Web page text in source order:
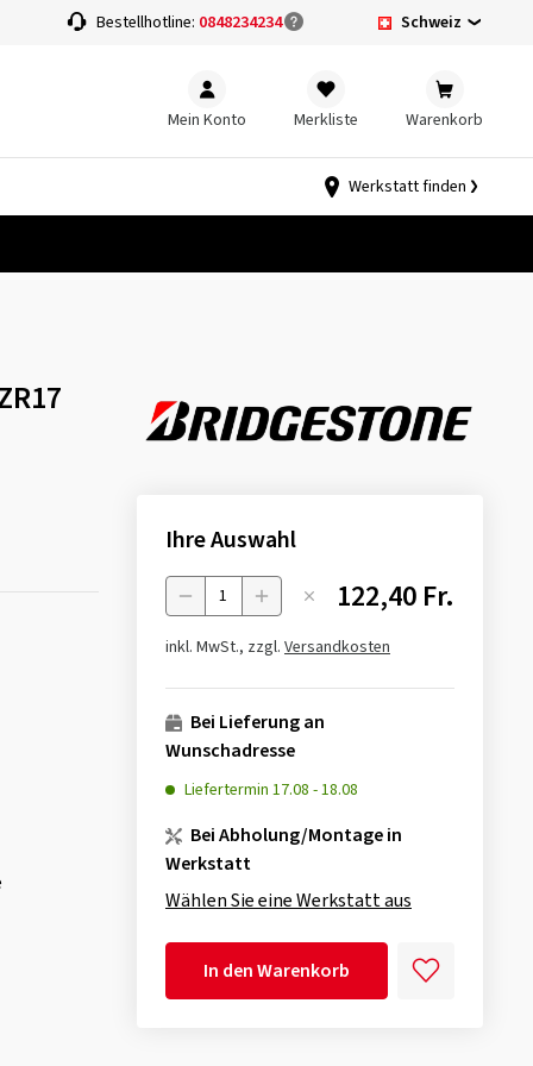
Bestellhotline: 0848234234 Schweiz
Mein Konto Merkliste Warenkorb
Werkstatt finden
Ihre Auswahl
Menge 122,40 Fr.
inkl. MwSt., zzgl. Versandkosten
Bei Lieferung an
Wunschadresse
Liefertermin 17.08 -18.08
Bei Abholung/Montage in
Werkstatt
Wählen Sie eine Werkstatt aus
In den Warenkorb